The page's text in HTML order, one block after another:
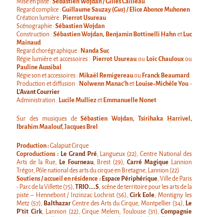
Cirque & Mer
C'est quoi ?!
Cirque & Mer 2017 - Le Petit
Editions précédentes
Tant qu'il y aura des mouettes
C'est quoi ?
Editions précédentes
International
La démarche
MOST - Un pont entre la Warmie-Mazurie et
la Bretagne
MAD OBJECTIF FINLANDE
JULY 2022 >> 10th Anniversary tour
Regard complice :Guillaume Sauzay (Gus) / Elice Abonce Muhonen
Création lumière : Pierrot Usureau
Scénographie :Sébastien Wojdan
Construction : Sébastien Wojdan, Benjamin Bottinelli HahnetLuc
Mainaud
Regard chorégraphique : Nanda Suc
Régie lumière et accessoires : Pierrot Usureauou Loïc Chaulouxou
Pauline Aussibal
Régie son et accessoires :Mikaël RemigereauouFranck Beaumard
Production et diffusion : Nolwenn Manac’hetLouise‐Michèle You-
L'Avant Courrier
Administration : Lucile MulliezetEmmanuelle Nonet
Sur des musiques deSébastien Wojdan, Tsirihaka Harrivel,
Ibrahim Maalouf, Jacques Brel
Production :Galapiat Cirque
Coproductions : Le Grand Pré, Langueux (22), Centre National des
Arts de la Rue, Le Fourneau, Brest (29),Carré Magique Lannion
Trégor, Pôle national des arts du cirque en Bretagne, Lannion (22)
Soutiens / accueil en résidence : Espace Périphérique, Ville de Paris
- Parc de la Villette (75),TRIO…S, scène de territoire pour les arts de la
piste – Hennebont / Inzinzac Lochrist (56), Cirk Eole, Montigny les
Metz (57), BalthazarCentre des Arts du Cirque, Montpellier (34), Le
P’tit Cirk, Lannion (22), Cirque Melem, Toulouse (31), Compagnie